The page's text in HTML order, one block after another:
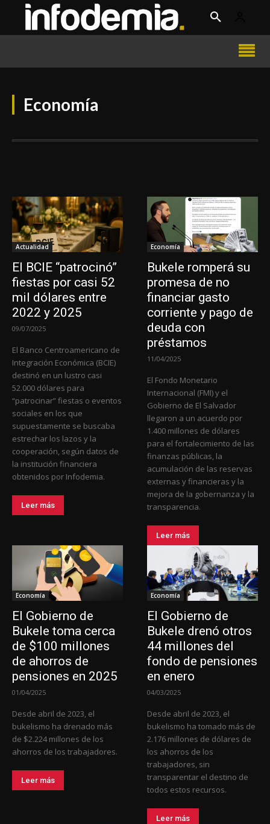
Economía
Actualidad
El BCIE “patrocinó”
fiestas por casi 52
mil dólares entre
2022 y 2025
09/07/2025
El Banco Centroamericano de
Integración Económica (BCIE)
destinó en un lustro casi
52.000 dólares para
“patrocinar” fiestas o eventos
sociales en los que
supuestamente se buscaba
estrechar los lazos y la
cooperación, según datos de
la institución financiera
obtenidos por Infodemia.
Leer más
Economía
Bukele romperá su
promesa de no
financiar gasto
corriente y pago de
deuda con
préstamos
11/04/2025
El Fondo Monetario
Internacional (FMI) y el
Gobierno de El Salvador
llegaron a un acuerdo por
1.400 millones de dólares
para el fortalecimiento de las
finanzas públicas, la
acumulación de las reservas
externas y financieras y la
mejora de la gobernanza y la
transparencia.
Leer más
Economía
El Gobierno de
Bukele toma cerca
de $100 millones
de ahorros de
pensiones en 2025
01/04/2025
Desde abril de 2023, el
bukelismo ha drenado más
de $2.224 millones de los
ahorros de los trabajadores.
Leer más
Economía
El Gobierno de
Bukele drenó otros
44 millones del
fondo de pensiones
en enero
04/03/2025
Desde abril de 2023, el
bukelismo ha tomado más de
2.176 millones de dólares de
los ahorros de los
trabajadores, sin
transparentar el destino de
todos estos recursos.
Leer más